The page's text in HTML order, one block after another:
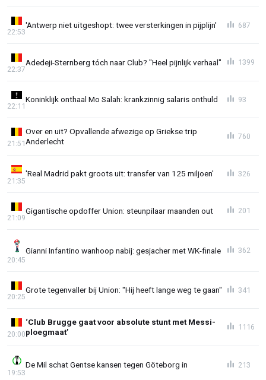
'Antwerp niet uitgeshopt: twee versterkingen in pijplijn'
22:53
687
Adedeji-Sternberg tóch naar Club? "Heel pijnlijk verhaal"
22:37
1399
Koninklijk onthaal Mo Salah: krankzinnig salaris onthuld
22:11
93
Over en uit? Opvallende afwezige op Griekse trip
Anderlecht
21:51
760
'Real Madrid pakt groots uit: transfer van 125 miljoen'
21:35
326
Gigantische opdoffer Union: steunpilaar maanden out
21:09
201
Gianni Infantino wanhoop nabij: gesjacher met WK-finale
20:45
362
Grote tegenvaller bij Union: "Hij heeft lange weg te gaan"
20:25
341
‘Club Brugge gaat voor absolute stunt met Messi-
ploegmaat’
20:00
1116
De Mil schat Gentse kansen tegen Göteborg in
19:53
213